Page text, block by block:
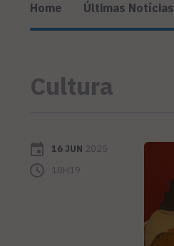
Home Últimas Notícias
Cultura
16 JUN 2025
10H19